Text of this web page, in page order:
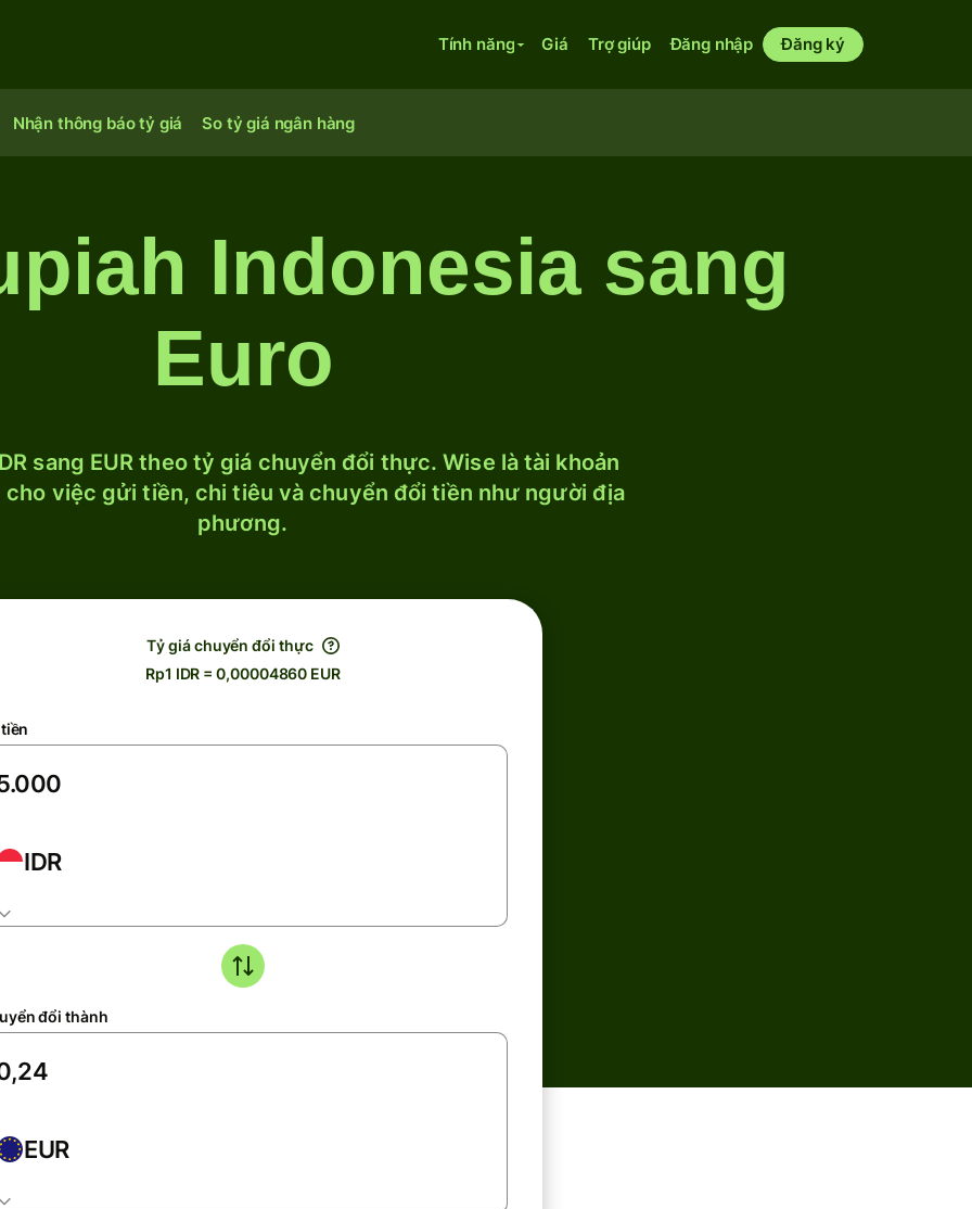
Tính năng Giá Trợ giúp Đăng nhập Đăng ký
Nhận thông báo tỷ giá So tỷ giá ngân hàng
Indonesia sang
Euro
sang EUR theo tỷ giá chuyển đổi thực. Wise là tài khoản
việc gửi tiền, chi tiêu và chuyển đổi tiền như người địa
phương.
Tỷ giá chuyển đổi thực
Rp1 IDR = 0,00004860 EUR
IDR
đổi thành
EUR